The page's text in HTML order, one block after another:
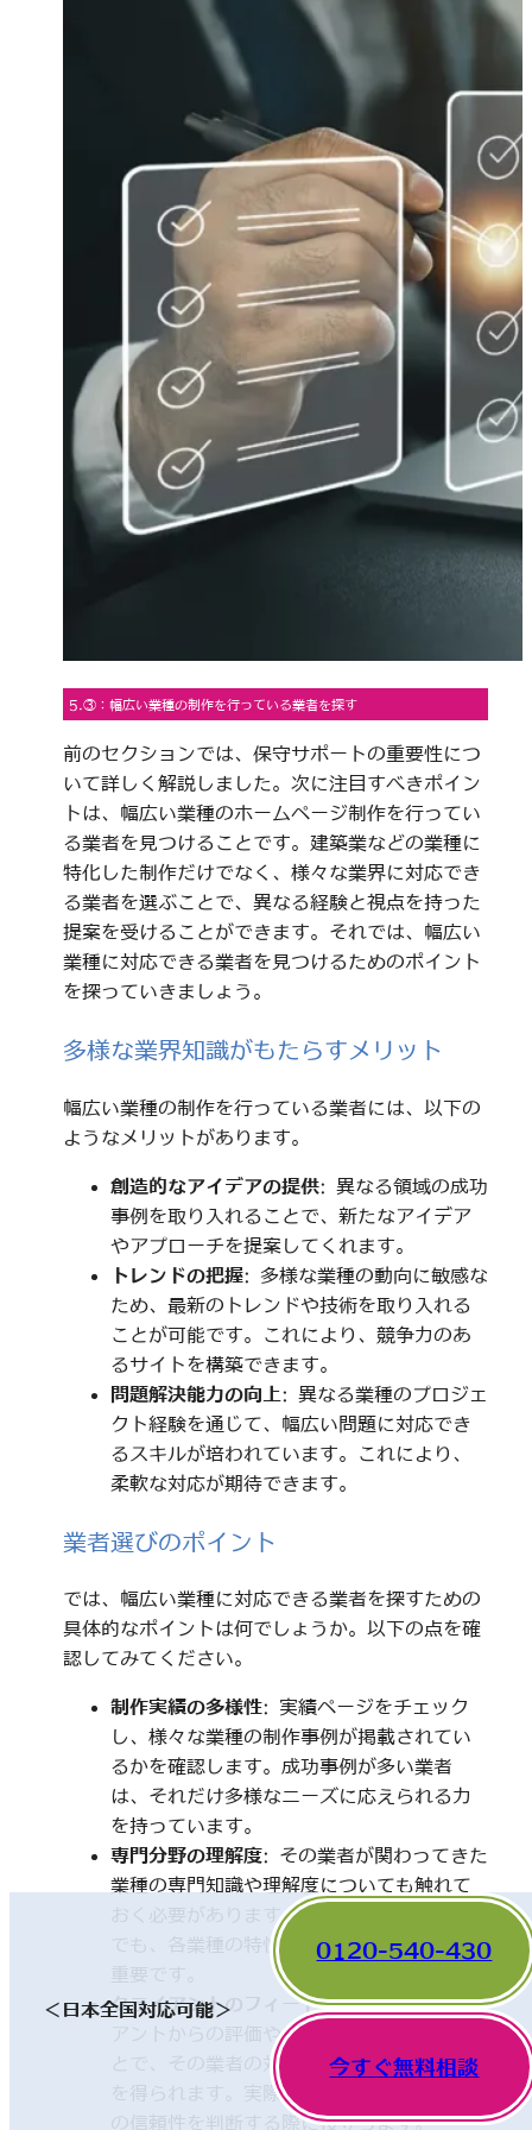
5.③：幅広い業種の制作を行っている業者を探す
前のセクションでは、保守サポートの重要性につ
いて詳しく解説しました。次に注目すべきポイン
トは、幅広い業種のホームページ制作を行ってい
る業者を見つけることです。建築業などの業種に
特化した制作だけでなく、様々な業界に対応でき
る業者を選ぶことで、異なる経験と視点を持った
提案を受けることができます。それでは、幅広い
業種に対応できる業者を見つけるためのポイント
を探っていきましょう。
多様な業界知識がもたらすメリット
幅広い業種の制作を行っている業者には、以下の
ようなメリットがあります。
創造的なアイデアの提供: 異なる領域の成功
事例を取り入れることで、新たなアイデア
やアプローチを提案してくれます。
トレンドの把握: 多様な業種の動向に敏感な
ため、最新のトレンドや技術を取り入れる
ことが可能です。これにより、競争力のあ
るサイトを構築できます。
問題解決能力の向上: 異なる業種のプロジェ
クト経験を通じて、幅広い問題に対応でき
るスキルが培われています。これにより、
柔軟な対応が期待できます。
業者選びのポイント
では、幅広い業種に対応できる業者を探すための
具体的なポイントは何でしょうか。以下の点を確
認してみてください。
制作実績の多様性: 実績ページをチェック
し、様々な業種の制作事例が掲載されてい
るかを確認します。成功事例が多い業者
は、それだけ多様なニーズに応えられる力
を持っています。
専門分野の理解度: その業者が関わってきた
業種の専門知識や理解度についても触れて
おく必要があります。一見、異なった分野
でも、各業種の特性を理解していることが
クライアントのフィードバック: 他のクライ
アントからの評価やレビューを確認するこ
とで、その業者の対応や成果に関する情報
を得られます。実際の利用者の声は、業者
の信頼性を判断する際に役立ちます。
＜日本全国対応可能＞
0120-540-430
今すぐ無料相談